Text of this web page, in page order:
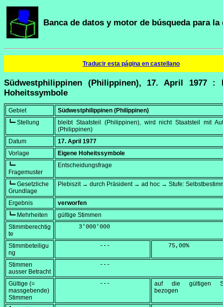
Banca de datos y motor de búsqueda para
Traducir esta página en castellano
Südwestphilippinen (Philippinen), 17. April 1977 :
Hoheitssymbole
Gebiet
Südwestphilippinen (Philippinen)
┗━ Stellung
bleibt Staatsteil (Philippinen), wird nicht Staatsteil mit
(Philippinen)
Datum
17. April 1977
Vorlage
Eigene Hoheitssymbole
┗━
Fragemuster
Entscheidungsfrage
┗━ Gesetzliche
Grundlage
Plebiszit → durch Präsident → ad hoc → Stufe:
Ergebnis
verworfen
┗━ Mehrheiten
gültige Stimmen
Stimmberechtig
te
      3'000'000
Stimmbeteiligu
ng
            ---
    75,00
%
Stimmen
ausser Betracht
            ---
Gültige (=
massgebende)
Stimmen
            ---
auf die gültigen
bezogen